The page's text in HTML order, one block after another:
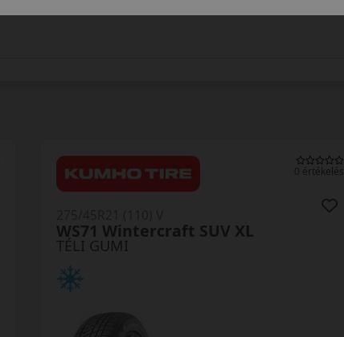
0 értékelés
TÉLI GUMI
WS71 Wintercraft SUV XL